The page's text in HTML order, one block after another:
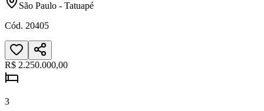
São Paulo - Tatuapé
Cód. 20405
R$ 2.250.000,00
3